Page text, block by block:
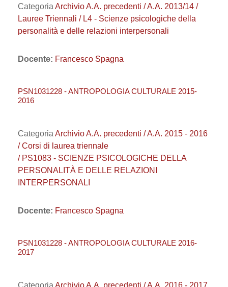
Categoria Archivio A.A. precedenti / A.A. 2013/14 /
Lauree Triennali / L4 - Scienze psicologiche della
personalità e delle relazioni interpersonali
Docente: Francesco Spagna
PSN1031228 - ANTROPOLOGIA CULTURALE 2015-
2016
Categoria Archivio A.A. precedenti / A.A. 2015 - 2016
/ Corsi di laurea triennale
/ PS1083 - SCIENZE PSICOLOGICHE DELLA
PERSONALITÀ E DELLE RELAZIONI
INTERPERSONALI
Docente: Francesco Spagna
PSN1031228 - ANTROPOLOGIA CULTURALE 2016-
2017
Categoria Archivio A.A. precedenti / A.A. 2016 - 2017